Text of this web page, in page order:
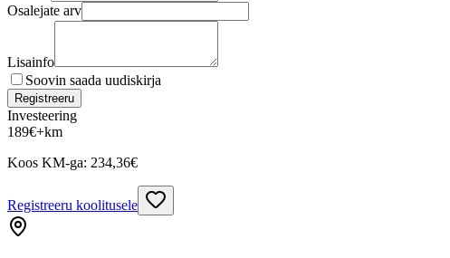
Osalejate arv
Lisainfo
Soovin saada uudiskirja
Registreeru
Investeering
189€+km
Koos KM-ga: 234,36€
Registreeru koolitusele